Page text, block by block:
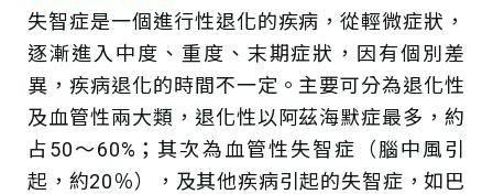
失智症是一個進行性退化的疾病，從輕微症狀，
逐漸進入中度、重度、末期症狀，因有個別差
異，疾病退化的時間不一定。主要可分為退化性
及血管性兩大類，退化性以阿茲海默症最多，約
占50～60%；其次為血管性失智症（腦中風引
起，約20％），及其他疾病引起的失智症，如巴